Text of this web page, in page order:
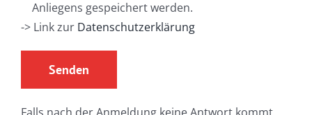
Anliegens gespeichert werden.
-> Link zur Datenschutzerklärung